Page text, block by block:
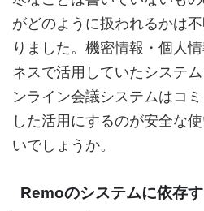
がどのように扱われるかは
りました。機密情報・個人
ネスで活用していたシステ
ンライン会議システムはコ
した活用にするのが安全な
いでしょうか。
Remoのシステムに依存